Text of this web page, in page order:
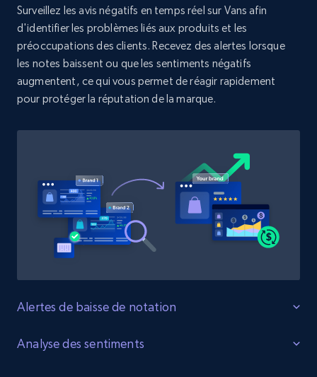
Target - Discover products by category url
URL, Product id, Title, Product description,
Rating, Reviews count, Initial price, Discount,
and more.
1.3K+ 175+ Commencer
Target - Discover products by specified
UPC
URL, Product id, Title, Product description,
Rating, Reviews count, Initial price, Discount,
1.3K+ 175+
Surveillez les avis négatifs en temps réel sur Vans afin
d'identifier les problèmes liés aux produits et les
préoccupations des clients. Recevez des alertes lorsque
les notes baissent ou que les sentiments négatifs
augmentent, ce qui vous permet de réagir rapidement
pour protéger la réputation de la marque.
Alertes de baisse de notation
Protégez les évaluations des produits
Analyse des sentiments